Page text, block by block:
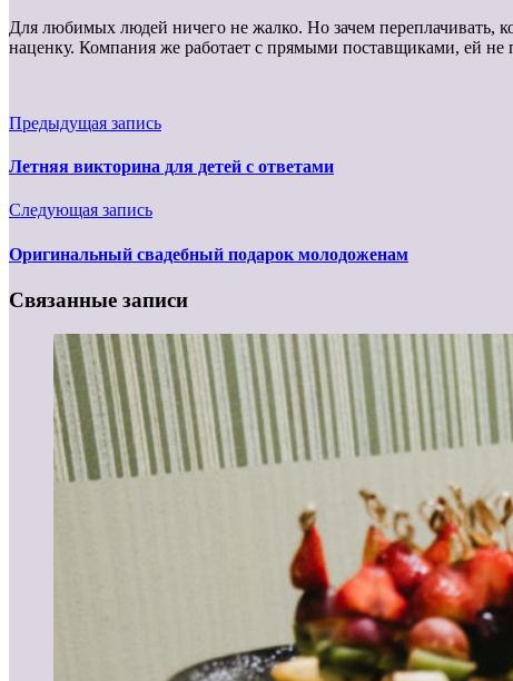
Для любимых людей ничего не жалко. Но зачем переплачивать,
наценку. Компания же работает с прямыми поставщиками, ей не
Предыдущая запись
Летняя викторина для детей с ответами
Следующая запись
Оригинальный свадебный подарок молодоженам
Связанные записи